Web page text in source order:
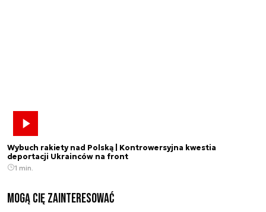
Wybuch rakiety nad Polską | Kontrowersyjna kwestia
deportacji Ukrainców na front
1 min.
Mogą Cię zainteresować